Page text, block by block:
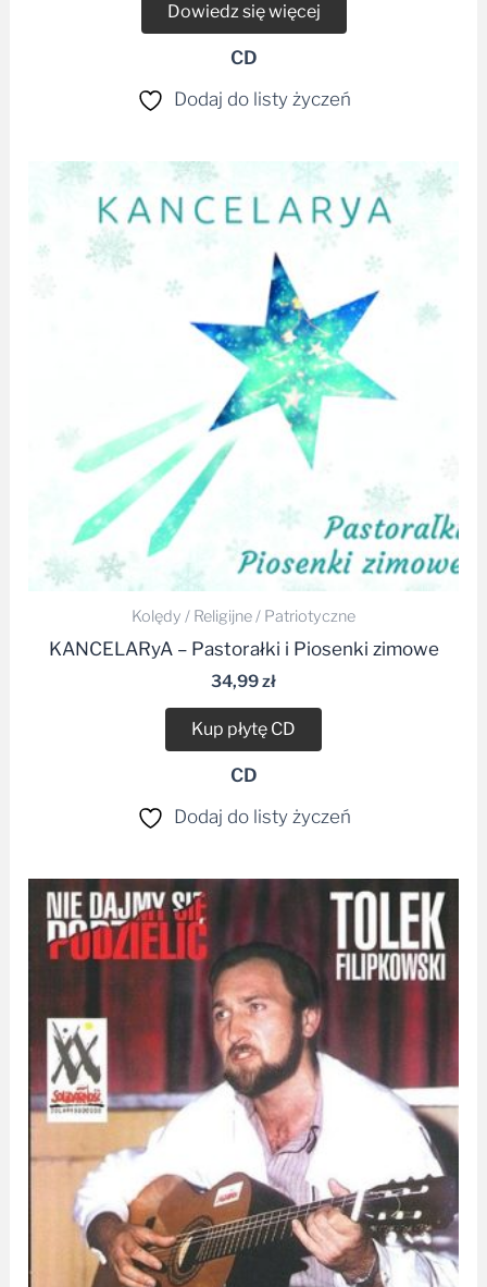
Dowiedz się więcej
CD
Dodaj do listy życzeń
Kolędy / Religijne / Patriotyczne
KANCELARyA – Pastorałki i Piosenki zimowe
34,99zł
Kup płytę CD
CD
Dodaj do listy życzeń
Zakres
cen:
19,99 zł